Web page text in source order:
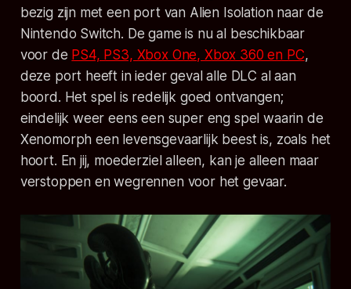
bezig zijn met een port van Alien Isolationnaar de
Nintendo Switch. De game is nu al beschikbaar
voor de PS4, PS3, Xbox One, Xbox 360 en PC,
deze port heeft in ieder geval alle DLC al aan
boord. Het spel is redelijk goed ontvangen;
eindelijk weer eens een super eng spel waarin de
Xenomorph een levensgevaarlijk beest is, zoals het
hoort. En jij, moederziel alleen, kan je alleen maar
verstoppen en wegrennen voor het gevaar.